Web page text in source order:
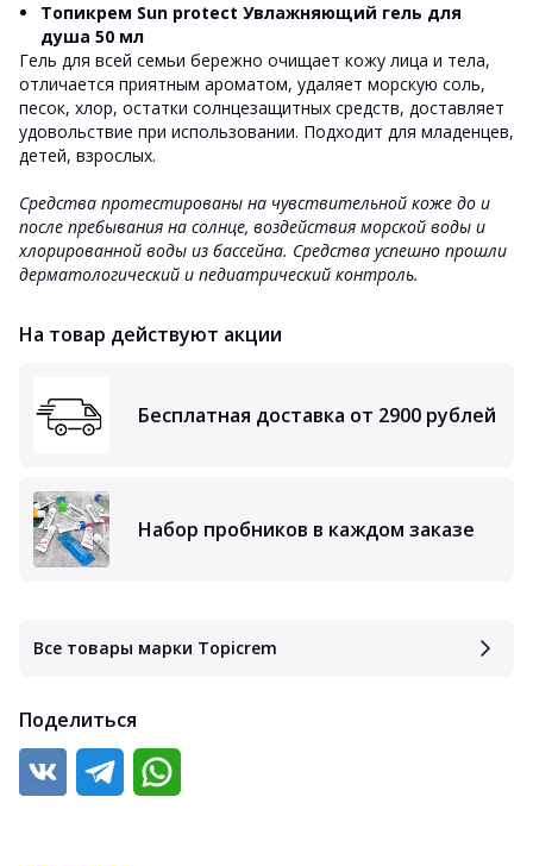
Топикрем Sun protect Увлажняющий гель для
душа 50 мл
Гель для всей семьи бережно очищает кожу лица и тела,
отличается приятным ароматом, удаляет морскую соль,
песок, хлор, остатки солнцезащитных средств, доставляет
удовольствие при использовании. Подходит для младенцев,
детей, взрослых.
Средства протестированы на чувствительной коже до и
после пребывания на солнце, воздействия морской воды и
хлорированной воды из бассейна. Средства успешно прошли
дерматологический и педиатрический контроль.
На товар действуют акции
Бесплатная доставка от 2900 рублей
Набор пробников в каждом заказе
Все товары марки Topicrem
Поделиться